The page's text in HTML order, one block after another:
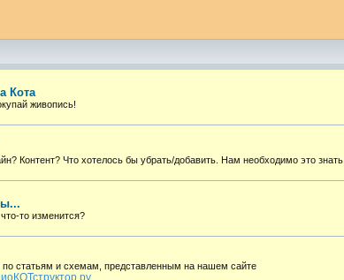
Кота
живопись!
Контент? Что хотелось бы убрать/добавить. Нам необходимо это знать.
то изменится?
статьям и схемам, представленным на нашем сайте